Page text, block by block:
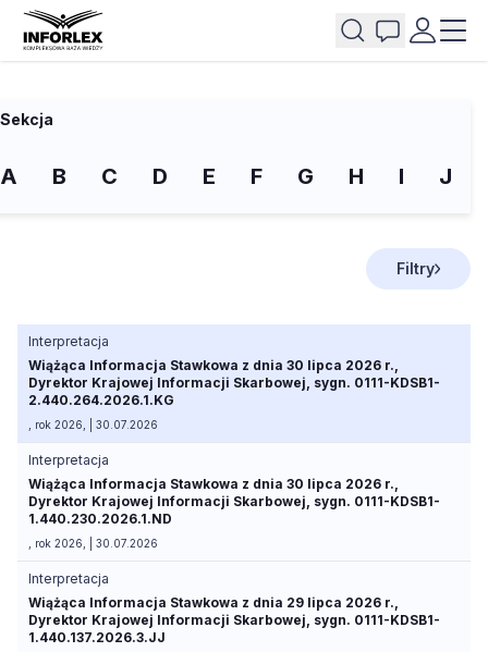
Sekcja
A B C D E F G H I J
Filtry
Interpretacja
Wiążąca Informacja Stawkowa z dnia 30 lipca 2026 r.,
Dyrektor Krajowej Informacji Skarbowej, sygn. 0111-KDSB1-
2.440.264.2026.1.KG
, rok 2026, | 30.07.2026
Interpretacja
Wiążąca Informacja Stawkowa z dnia 30 lipca 2026 r.,
Dyrektor Krajowej Informacji Skarbowej, sygn. 0111-KDSB1-
1.440.230.2026.1.ND
, rok 2026, | 30.07.2026
Interpretacja
Wiążąca Informacja Stawkowa z dnia 29 lipca 2026 r.,
Dyrektor Krajowej Informacji Skarbowej, sygn. 0111-KDSB1-
1.440.137.2026.3.JJ